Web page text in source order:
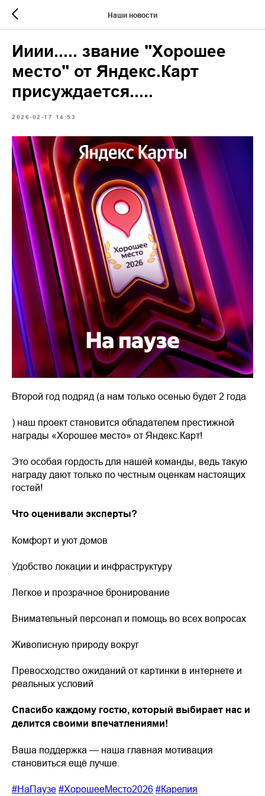
Наши новости
Ииии..... звание "Хорошее
место" от Яндекс.Карт
присуждается.....
2026-02-17 14:53
Второй год подряд (а нам только осенью будет 2 года
) наш проект становится обладателем престижной
награды «Хорошее место» от Яндекс.Карт!
Это особая гордость для нашей команды, ведь такую
награду дают только по честным оценкам настоящих
гостей!
Что оценивали эксперты?
Комфорт и уют домов
Удобство локации и инфраструктуру
Легкое и прозрачное бронирование
Внимательный персонал и помощь во всех вопросах
Живописную природу вокруг
Превосходство ожиданий от картинки в интернете и
реальных условий
Спасибо каждому гостю, который выбирает нас и
делится своими впечатлениями!
Ваша поддержка — наша главная мотивация
становиться ещё лучше.
#НаПаузе #ХорошееМесто2026 #Карелия